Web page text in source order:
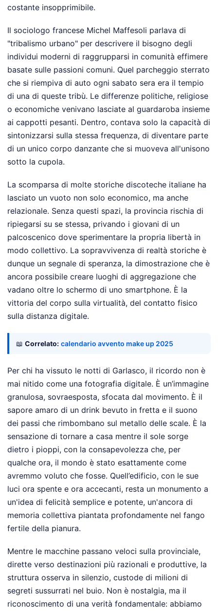
costante insopprimibile.
Il sociologo francese Michel Maffesoli parlava di
"tribalismo urbano" per descrivere il bisogno degli
individui moderni di raggrupparsi in comunità effimere
basate sulle passioni comuni. Quel parcheggio sterrato
che si riempiva di auto ogni sabato sera era il tempio
di una di queste tribù. Le differenze politiche, religiose
o economiche venivano lasciate al guardaroba insieme
ai cappotti pesanti. Dentro, contava solo la capacità di
sintonizzarsi sulla stessa frequenza, di diventare parte
di un unico corpo danzante che si muoveva all'unisono
sotto la cupola.
La scomparsa di molte storiche discoteche italiane ha
lasciato un vuoto non solo economico, ma anche
relazionale. Senza questi spazi, la provincia rischia di
ripiegarsi su se stessa, privando i giovani di un
palcoscenico dove sperimentare la propria libertà in
modo collettivo. La sopravvivenza di realtà storiche è
dunque un segnale di speranza, la dimostrazione che è
ancora possibile creare luoghi di aggregazione che
vadano oltre lo schermo di uno smartphone. È la
vittoria del corpo sulla virtualità, del contatto fisico
sulla distanza digitale.
📖 Correlato: calendario avvento make up 2025
Per chi ha vissuto le notti di Garlasco, il ricordo non è
mai nitido come una fotografia digitale. È un’immagine
granulosa, sovraesposta, sfocata dal movimento. È il
sapore amaro di un drink bevuto in fretta e il suono
dei passi che rimbombano sul metallo delle scale. È la
sensazione di tornare a casa mentre il sole sorge
dietro i pioppi, con la consapevolezza che, per
qualche ora, il mondo è stato esattamente come
avremmo voluto che fosse. Quell’edificio, con le sue
luci ora spente e ora accecanti, resta un monumento a
un'idea di felicità semplice e potente, un'ancora di
memoria collettiva piantata profondamente nel fango
fertile della pianura.
Mentre le macchine passano veloci sulla provinciale,
dirette verso destinazioni più razionali e produttive, la
struttura osserva in silenzio, custode di milioni di
segreti sussurrati nel buio. Non è nostalgia, ma il
riconoscimento di una verità fondamentale: abbiamo